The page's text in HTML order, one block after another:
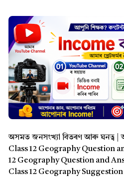
অসমত জনসংখ্যা বিতৰণ আৰু ঘনত্ব |
Class 12 Geography Question
12 Geography Question and
Class 12 Geography Suggestion